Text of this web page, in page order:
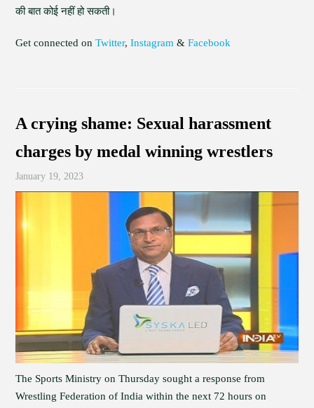
की बात कोई नहीं हो सकती।
Get connected onTwitter,Instagram &Facebook
A crying shame: Sexual harassment
charges by medal winning wrestlers
January 19, 2023
The Sports Ministry on Thursday sought a response from
Wrestling Federation of India within the next 72 hours on